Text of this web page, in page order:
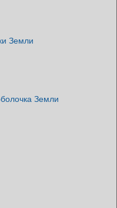
Земли
Земли